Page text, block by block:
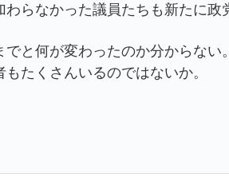
わらなかった議員たちも新たに政
と何が変わったのか分からない
もたくさんいるのではないか。